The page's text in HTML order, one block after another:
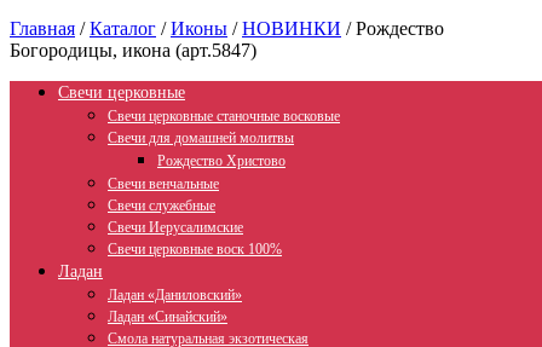
Главная /Каталог /Иконы /НОВИНКИ /Рождество
Богородицы, икона (арт.5847)
Свечи церковные
Свечи церковные станочные восковые
Свечи для домашней молитвы
Рождество Христово
Свечи венчальные
Свечи служебные
Свечи Иерусалимские
Свечи церковные воск 100%
Ладан
Ладан «Даниловский»
Ладан «Синайский»
Смола натуральная экзотическая